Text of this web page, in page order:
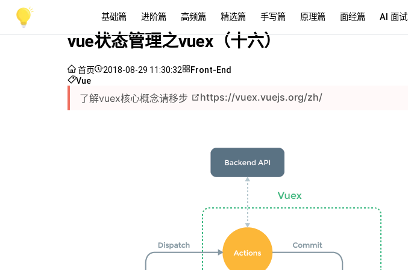
基础篇 进阶篇 高频篇 精选篇 手写篇 原理篇 面经篇 AI 面试
vue状态管理之vuex（十六）
首页 2018-08-29 11:30:32
Front-End
Vue
了解vuex核心概念请移步 https://vuex.vuejs.org/zh/